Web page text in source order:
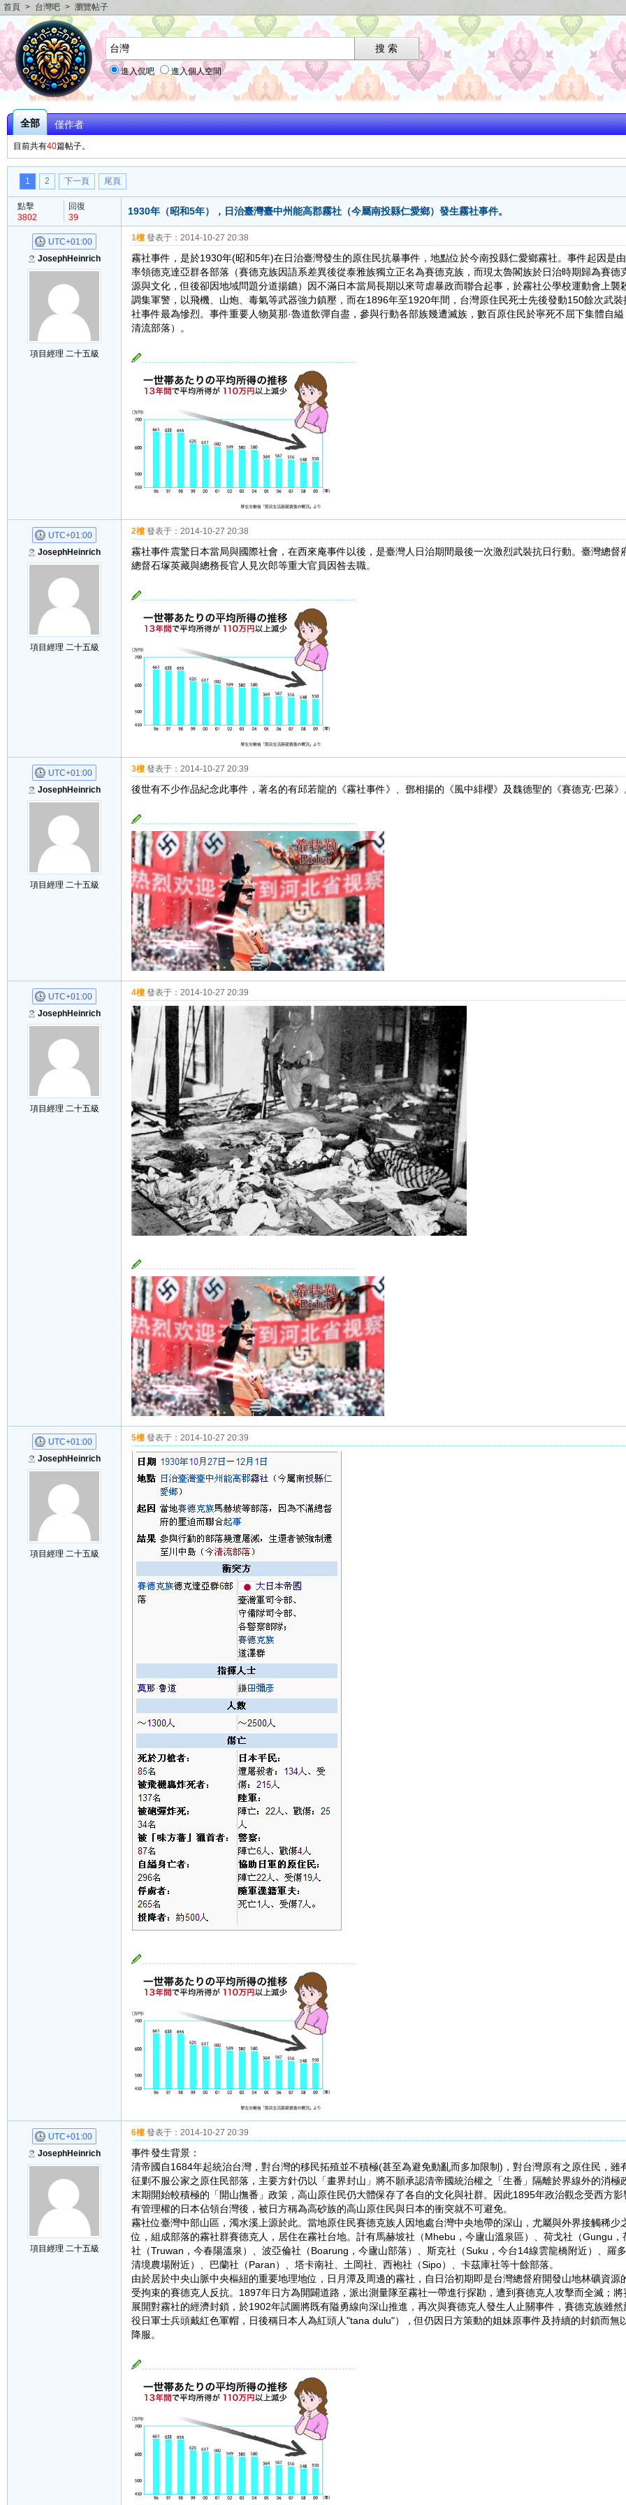
首頁 > 台灣吧 > 瀏覽帖子
進入侃吧 進入個人空間
全部 僅作者
目前共有40篇帖子。
1 2 下一頁 尾頁
點擊
回復
3802
39
1930年（昭和5年），日治臺灣臺中州能高郡霧社（今屬南投縣仁愛鄉）發生霧社事件。
UTC+01:00
JosephHeinrich
項目經理 二十五級
1樓發表于： 2014-10-27 20:38
霧社事件，是於1930年(昭和5年)在日治臺灣發生的原住民抗暴事件，地點位於今南投縣仁愛鄉霧社。事件起因是
率領德克達亞群各部落（賽德克族因語系差異後從泰雅族獨立正名為賽德克族，而現太魯閣族於日治時期歸為賽德
源與文化，但後卻因地域問題分道揚鑣）因不滿日本當局長期以來苛虐暴政而聯合起事，於霧社公學校運動會上襲
調集軍警，以飛機、山炮、毒氣等武器強力鎮壓，而在1896年至1920年間，台灣原住民死士先後發動150餘次武
社事件最為慘烈。事件重要人物莫那·魯道飲彈自盡，參與行動各部族幾遭滅族，數百原住民於寧死不屈下集體自
清流部落）。
UTC+01:00
JosephHeinrich
項目經理 二十五級
2樓發表于： 2014-10-27 20:38
霧社事件震驚日本當局與國際社會，在西來庵事件以後，是臺灣人日治期間最後一次激烈武裝抗日行動。臺灣總督
總督石塚英藏與總務長官人見次郎等重大官員因咎去職。
UTC+01:00
JosephHeinrich
項目經理 二十五級
3樓發表于： 2014-10-27 20:39
後世有不少作品紀念此事件，著名的有邱若龍的《霧社事件》、鄧相揚的《風中緋櫻》及魏德聖的《賽德克·巴萊》
UTC+01:00
JosephHeinrich
項目經理 二十五級
4樓發表于： 2014-10-27 20:39
UTC+01:00
JosephHeinrich
項目經理 二十五級
5樓發表于： 2014-10-27 20:39
UTC+01:00
JosephHeinrich
項目經理 二十五級
6樓發表于： 2014-10-27 20:39
事件發生背景：
清帝國自1684年起統治台灣，對台灣的移民拓殖並不積極(甚至為避免動亂而多加限制)，對台灣原有之原住民，雖
征剿不服公家之原住民部落，主要方針仍以「畫界封山」將不願承認清帝國統治權之「生番」隔離於界線外的消極
末期開始較積極的「開山撫番」政策，高山原住民仍大體保存了各自的文化與社群。因此1895年政治觀念受西方
有管理權的日本佔領台灣後，被日方稱為高砂族的高山原住民與日本的衝突就不可避免。
霧社位臺灣中部山區，濁水溪上源於此。當地原住民賽德克族人因地處台灣中央地帶的深山，尤屬與外界接觸稀少
位，組成部落的霧社群賽德克人，居住在霧社台地。計有馬赫坡社（Mhebu，今廬山溫泉區）、荷戈社（Gungu
社（Truwan，今春陽溫泉）、波亞倫社（Boarung，今廬山部落）、斯克社（Suku，今台14線雲龍橋附近）、羅
清境農場附近）、巴蘭社（Paran）、塔卡南社、土岡社、西袍社（Sipo）、卡茲庫社等十餘部落。
由於居於中央山脈中央樞紐的重要地理地位，日月潭及周邊的霧社，自日治初期即是台灣總督府開發山地林礦資
受拘束的賽德克人反抗。1897年日方為開闢道路，派出測量隊至霧社一帶進行探勘，遭到賽德克人攻擊而全滅；
展開對霧社的經濟封鎖，於1902年試圖將既有隘勇線向深山推進，再次與賽德克人發生人止關事件，賽德克族雖
役日軍士兵頭戴紅色軍帽，日後稱日本人為紅頭人"tana dulu"），但仍因日方策動的姐妹原事件及持續的封鎖而無
降服。